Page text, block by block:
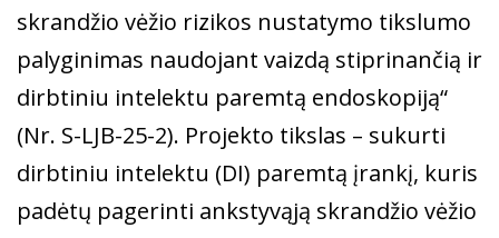
skrandžio vėžio rizikos nustatymo tikslumo
palyginimas naudojant vaizdą stiprinančią ir
dirbtiniu intelektu paremtą endoskopiją“
(Nr. S-LJB-25-2). Projekto tikslas – sukurti
dirbtiniu intelektu (DI) paremtą įrankį, kuris
padėtų pagerinti ankstyvąją skrandžio vėžio